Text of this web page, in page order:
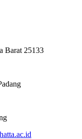
Barat 25133